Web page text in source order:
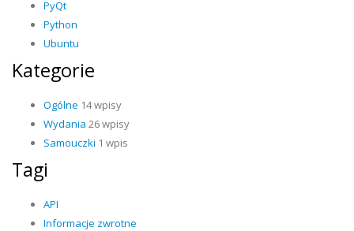
PyQt
Python
Ubuntu
Kategorie
Ogólne 14 wpisy
Wydania 26 wpisy
Samouczki 1 wpis
Tagi
API
Informacje zwrotne